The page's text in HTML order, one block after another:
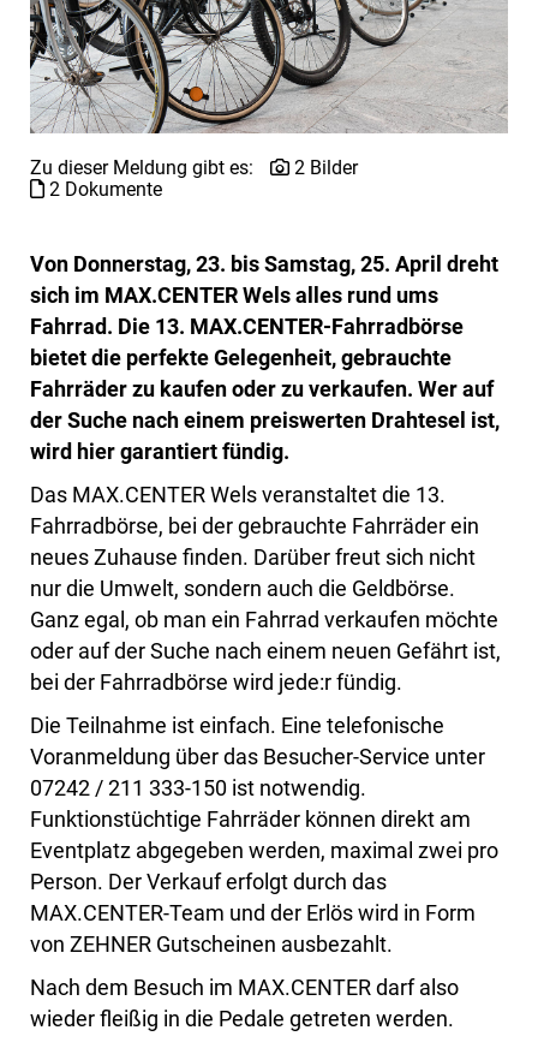
Zu dieser Meldung gibt es:
2 Bilder
2 Dokumente
Von Donnerstag, 23. bis Samstag, 25. April dreht
sich im MAX.CENTER Wels alles rund ums
Fahrrad. Die 13. MAX.CENTER-Fahrradbörse
bietet die perfekte Gelegenheit, gebrauchte
Fahrräder zu kaufen oder zu verkaufen. Wer auf
der Suche nach einem preiswerten Drahtesel ist,
wird hier garantiert fündig.
Das MAX.CENTER Wels veranstaltet die 13.
Fahrradbörse, bei der gebrauchte Fahrräder ein
neues Zuhause finden. Darüber freut sich nicht
nur die Umwelt, sondern auch die Geldbörse.
Ganz egal, ob man ein Fahrrad verkaufen möchte
oder auf der Suche nach einem neuen Gefährt ist,
bei der Fahrradbörse wird jede:r fündig.
Die Teilnahme ist einfach. Eine telefonische
Voranmeldung über das Besucher-Service unter
07242 / 211 333-150 ist notwendig.
Funktionstüchtige Fahrräder können direkt am
Eventplatz abgegeben werden, maximal zwei pro
Person. Der Verkauf erfolgt durch das
MAX.CENTER-Team und der Erlös wird in Form
von ZEHNER Gutscheinen ausbezahlt.
Nach dem Besuch im MAX.CENTER darf also
wieder fleißig in die Pedale getreten werden.